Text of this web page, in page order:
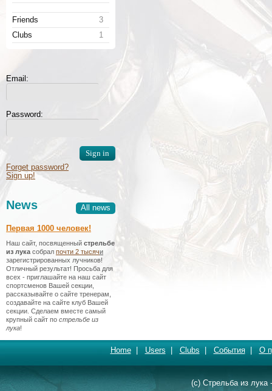
3
Friends
1
Clubs
Email:
Password:
Forget password?
Sign up!
All news
News
Первая 1000 человек!
Наш сайт, посвященный стрельбе
из лука собрал почти 2 тысячи
зарегистрированных лучников!
Отличный результат! Просьба для
всех - приглашайте на наш сайт
спортсменов Вашей секции,
рассказывайте о сайте тренерам,
создавайте на сайте клуб Вашей
секции. Сделаем вместе самый
крупный сайт по стрельбе из
лука!
Home| Users Clubs События| О
(c) Стрельба из лука